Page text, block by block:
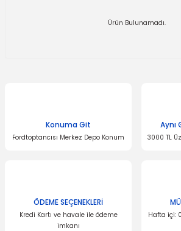
Ürün Bulunamadı.
Konuma Git
Fordtoptancısı Merkez Depo Konum
Aynı
3000 TL
ÖDEME SEÇENEKLERİ
Kredi Kartı ve havale ile ödeme
imkanı
Hafta içi: